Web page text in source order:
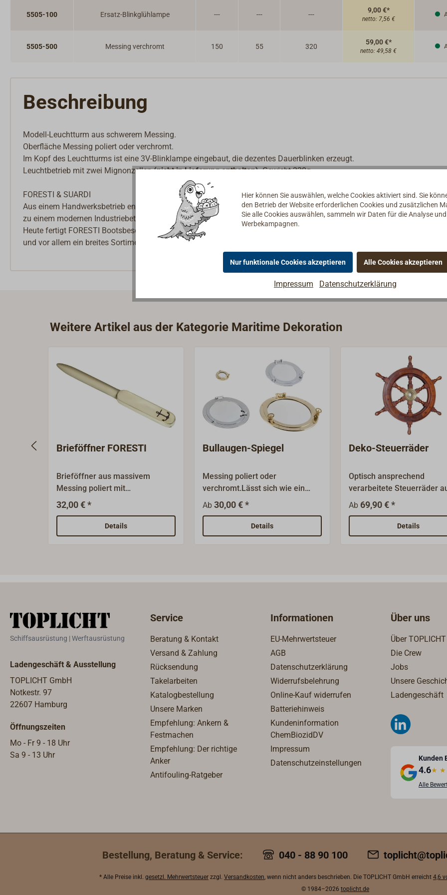
5505-100 Ersatz-Blinkglühlampe --- --- ---
9,00 €*
netto: 7,56 €
5505-500 Messing verchromt 150 55 320
59,00 €*
netto: 49,58 €
Beschreibung
Modell-Leuchtturm aus schwerem Messing.
Oberfläche Messing poliert oder verchromt.
Im Kopf des Leuchtturms ist eine 3V-Blinklampe eingebaut, die dezentes Dauerblinken erzeugt.
Leuchtbetrieb mit zwei Mignonzellen(nicht in Lieferung enthalten). Gewicht 320g.
FORESTI & SUARDI
Aus einem Handwerksbetrieb entwickelte sich seit 1961 die norditalienische Messinggießerei FORESTI & SUARDI
zu einem modernen Industriebetrieb, der seine traditionellen Wurzeln nicht vergessen hat.
Heute fertigt FORESTI Bootsbeschläge, Schiffsfenster, Sanitärzubehör, Innenbeschläge
und vor allem ein breites Sortiment hochwertiger Leuchten für den Schiffs- und Landgebrauch.
Weitere Artikel aus der Kategorie Maritime Dekoration
Brieföffner FORESTI
Brieföffner aus massivem
Messing poliert mit
Ankermotiv.FORESTI & SUARDI
Aus einem Handwerksbetrieb
entwickelte sich seit 1961 die
norditalienische
Schiffsfenster, Sanitärzubehör,
ein breites Sortiment
hochwertiger Leuchten für den
Schiffs- und Landgebrauch.
32,00 € *
Details
Bullaugen-Spiegel
Messing poliert oder
verchromt.Lässt sich wie ein
Bullauge öffnen; je nach Größe
mit 2 Korbmuttern,mit 2
Vorreibern oder mit 2
Bügelmuttern.
Ab 30,00 € *
Details
Deko-Steuerräder
Optisch ansprechend
verarbeitete Steuerräder
Holz für den
"Hausgebrauch".Leichte
aus Messing mit
Bohrung.Der hölzerne
größeren Räder haben 8
Ab 69,90 € *
Details
Schiffsausrüstung | Werftausrüstung
Ladengeschäft & Ausstellung
TOPLICHT GmbH
Notkestr. 97
22607 Hamburg
Öffnungszeiten
Mo - Fr 9 - 18 Uhr
Sa 9 - 13 Uhr
Service
Beratung & Kontakt
Versand & Zahlung
Rücksendung
Takelarbeiten
Katalogbestellung
Unsere Marken
Empfehlung: Ankern &
Festmachen
Empfehlung: Der richtige
Anker
Antifouling-Ratgeber
Informationen
EU-Mehrwertsteuer
AGB
Datenschutzerklärung
Widerrufsbelehrung
Online-Kauf widerrufen
Batteriehinweis
Kundeninformation
ChemBiozidDV
Impressum
Datenschutzeinstellungen
Über uns
Über TOPLICHT
Die Crew
Jobs
Unsere
Ladengeschäft
Kunden
4.6★ ★
Alle
Bestellung, Beratung & Service: 040 - 88 90 100
* Alle Preise inkl. gesetzl. Mehrwertsteuer zzgl. Versandkosten, wenn nicht anders beschrieben. Die TOPLICHT GmbH erreicht 4,6
© 1984–2026 toplicht.de
Hier können Sie auswählen, welche Cookies aktiviert sind. Sie
den Betrieb der Website erforderlichen Cookies und zusätzlichen
Sie alle Cookies auswählen, sammeln wir Daten für die Analyse
Werbekampagnen.
Nur funktionale Cookies akzeptieren Alle Cookies akzeptieren
Impressum Datenschutzerklärung